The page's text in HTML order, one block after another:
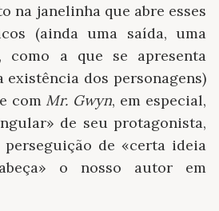
na janelinha que abre esses
(ainda uma saída, uma
como a que se apresenta
existência dos personagens)
com Mr. Gwyn, em especial,
de seu protagonista,
de «certa ideia
o nosso autor em